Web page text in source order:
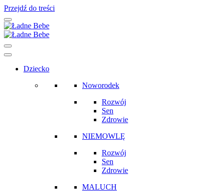
Przejdź do treści
Main
Navigation
Dziecko
Noworodek
Rozwój
Sen
Zdrowie
NIEMOWLĘ
Rozwój
Sen
Zdrowie
MALUCH